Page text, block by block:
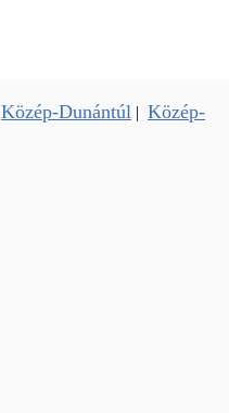
Közép-Dunántúl | Közép-